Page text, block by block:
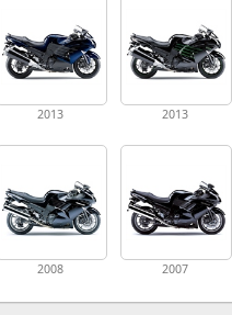
2013 2013
2008 2007